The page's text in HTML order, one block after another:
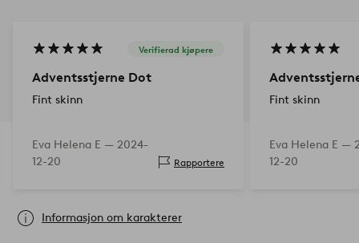
Verifierad kjøpere
Adventsstjerne Dot
Fint skinn
Eva Helena E — 2024-
12-20
Rapportere
Fint skinn
Eva Helena E —
12-20
Informasjon om karakterer